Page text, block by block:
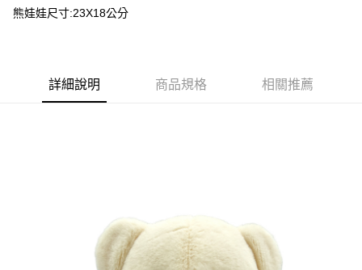
街口支付
ATM付款
每筆NT$300，滿NT$1,500(含以上)免運費
熊娃娃尺寸:23X18公分
詳細說明 商品規格 相關推薦